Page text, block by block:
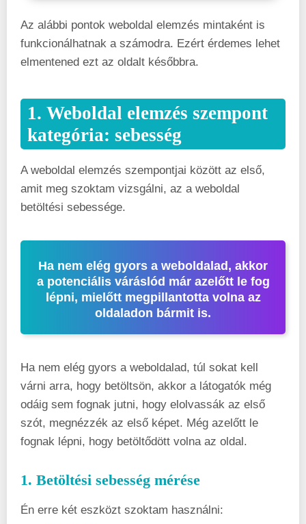
Az alábbi pontok weboldal elemzés mintaként is
funkcionálhatnak a számodra. Ezért érdemes lehet
elmentened ezt az oldalt későbbra.
1. Weboldal elemzés szempont
kategória: sebesség
A weboldal elemzés szempontjai között az első,
amit meg szoktam vizsgálni, az a weboldal
betöltési sebessége.
Ha nem elég gyors a weboldalad, akkor
a potenciális váráslód már azelőtt le fog
lépni, mielőtt megpillantotta volna az
oldaladon bármit is.
Ha nem elég gyors a weboldalad, túl sokat kell
várni arra, hogy betöltsön, akkor a látogatók még
odáig sem fognak jutni, hogy elolvassák az első
szót, megnézzék az első képet. Még azelőtt le
fognak lépni, hogy betöltődött volna az oldal.
1. Betöltési sebesség mérése
Én erre két eszközt szoktam használni: